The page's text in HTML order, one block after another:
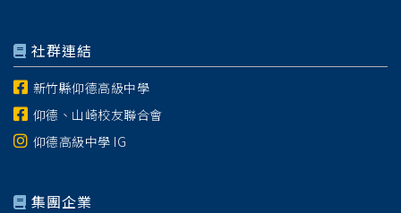
社群連結
新竹縣仰德高級中學
仰德、山崎校友聯合會
仰德高級中學 IG
集團企業